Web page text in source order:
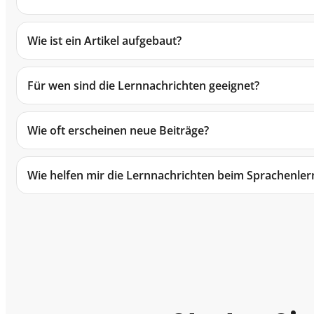
Wie ist ein Artikel aufgebaut?
Für wen sind die Lernnachrichten geeignet?
Wie oft erscheinen neue Beiträge?
Wie helfen mir die Lernnachrichten beim